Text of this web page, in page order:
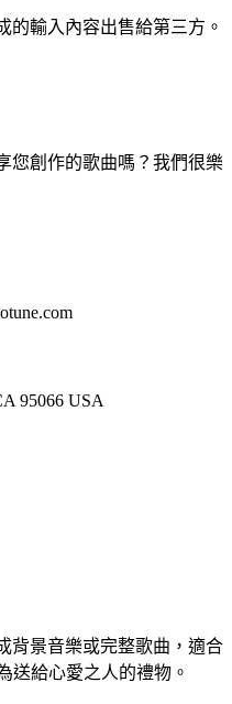
的輸入內容出售給第三方。
您創作的歌曲嗎？我們很樂
95066 USA
背景音樂或完整歌曲，適合
送給心愛之人的禮物。